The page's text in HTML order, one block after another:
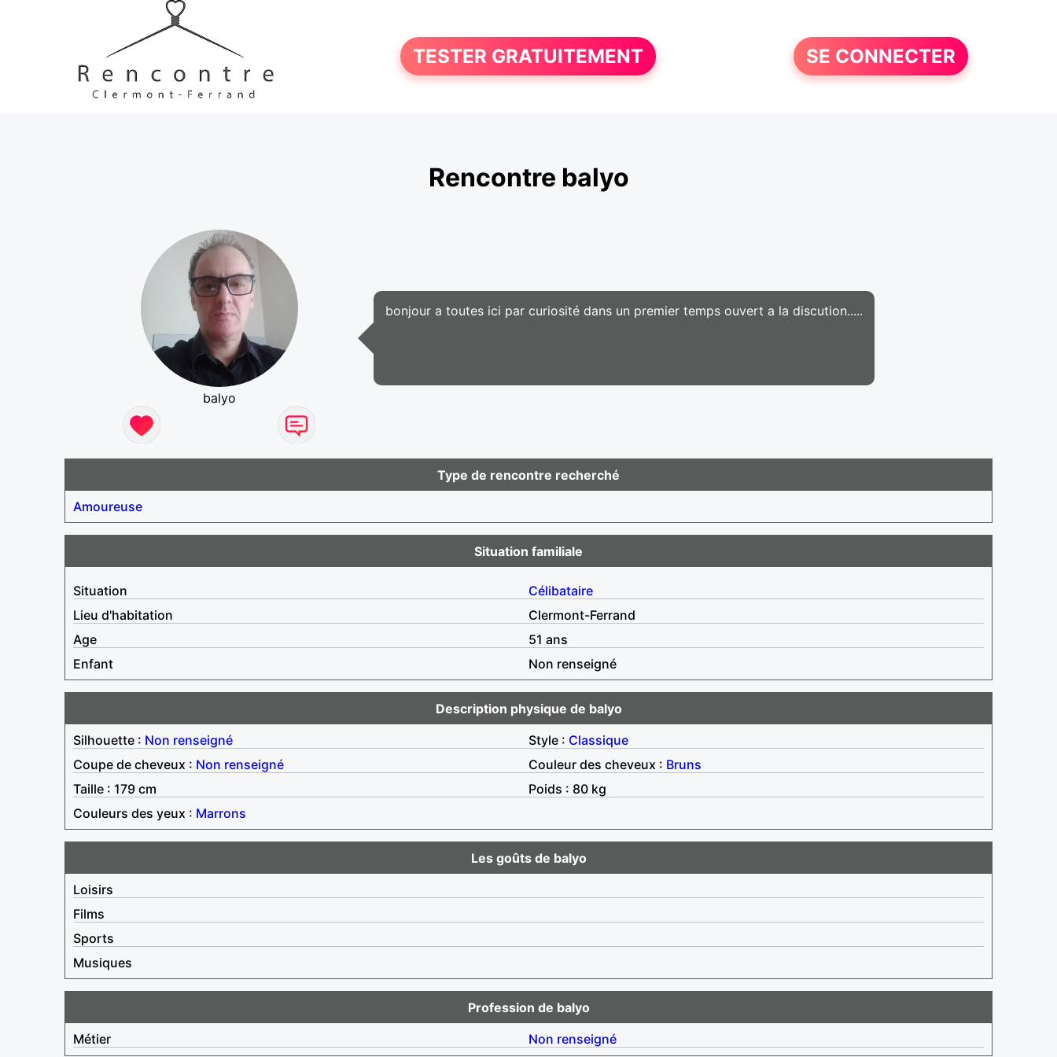
TESTER GRATUITEMENT SE CONNECTER
Rencontre balyo
balyo
bonjour a toutes ici par curiosité dans un premier temps ouvert a la discution.....
Type de rencontre recherché
Amoureuse
Situation familiale
Situation
Célibataire
Lieu d'habitation
Clermont-Ferrand
Age
51 ans
Enfant
Non renseigné
Description physique de balyo
Silhouette : Non renseigné Style : Classique
Coupe de cheveux : Non renseigné Couleur des cheveux : Bruns
Taille : 179 cm
Poids : 80 kg
Couleurs des yeux : Marrons
Les goûts de balyo
Loisirs
Films
Sports
Musiques
Profession de balyo
Métier
Non renseigné